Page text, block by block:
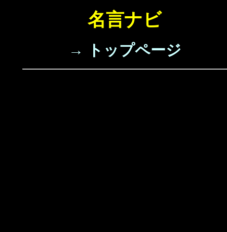
名言ナビ
→ トップページ